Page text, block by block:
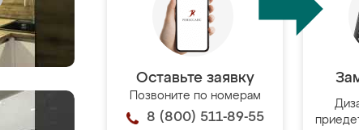
Оставьте заявку
Позвоните по номерам
8 (800) 511-89-55